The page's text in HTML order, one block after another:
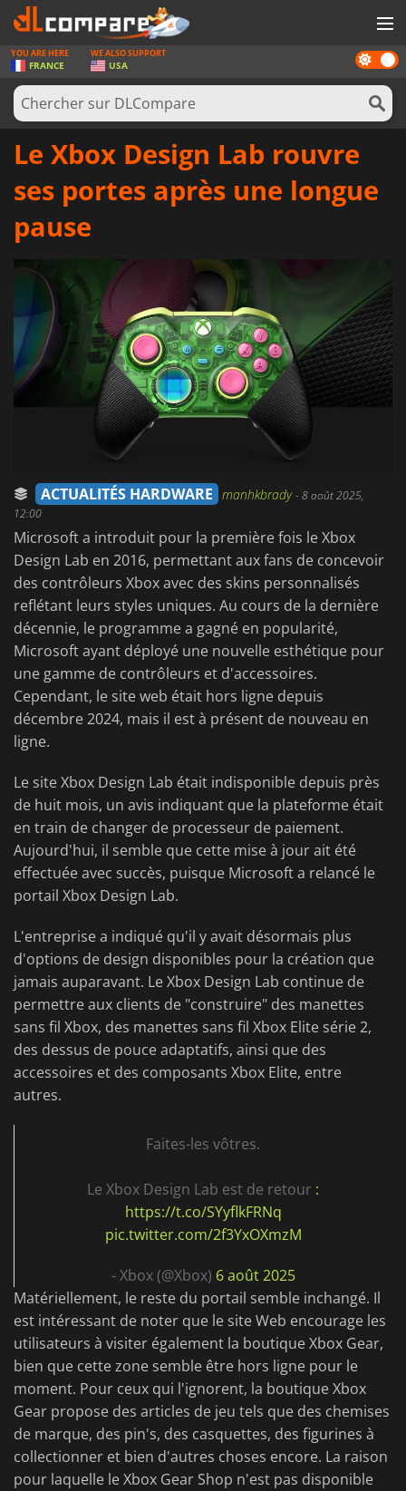
JEUX
CARTES PRÉPAYÉES
LOGICIELS
MATÉRIEL
NEWS
SE CONNECTER OU S'INSCRIRE
Dark
mode
YOU ARE HERE
FRANCE
WE ALSO SUPPORT
USA
Le Xbox Design Lab rouvre
ses portes après une longue
pause
ACTUALITÉS HARDWARE manhkbrady-8 août 2025,
12:00
Microsoft a introduit pour la première fois le Xbox
Design Lab en 2016, permettant aux fans de concevoir
des contrôleurs Xbox avec des skins personnalisés
reflétant leurs styles uniques. Au cours de la dernière
décennie, le programme a gagné en popularité,
Microsoft ayant déployé une nouvelle esthétique pour
une gamme de contrôleurs et d'accessoires.
Cependant, le site web était hors ligne depuis
décembre 2024, mais il est à présent de nouveau en
ligne.
Le site Xbox Design Lab était indisponible depuis près
de huit mois, un avis indiquant que la plateforme était
en train de changer de processeur de paiement.
Aujourd'hui, il semble que cette mise à jour ait été
effectuée avec succès, puisque Microsoft a relancé le
portail Xbox Design Lab.
L'entreprise a indiqué qu'il y avait désormais plus
d'options de design disponibles pour la création que
jamais auparavant. Le Xbox Design Lab continue de
permettre aux clients de "construire" des manettes
sans fil Xbox, des manettes sans fil Xbox Elite série 2,
des dessus de pouce adaptatifs, ainsi que des
accessoires et des composants Xbox Elite, entre
autres.
Faites-les vôtres.
Le Xbox Design Lab est de retour :
https://t.co/SYyflkFRNq
pic.twitter.com/2f3YxOXmzM
- Xbox (@Xbox) 6 août 2025
Matériellement, le reste du portail semble inchangé. Il
est intéressant de noter que le site Web encourage les
utilisateurs à visiter également la boutique Xbox Gear,
bien que cette zone semble être hors ligne pour le
moment. Pour ceux qui l'ignorent, la boutique Xbox
Gear propose des articles de jeu tels que des chemises
de marque, des pin's, des casquettes, des figurines à
collectionner et bien d'autres choses encore. La raison
pour laquelle le Xbox Gear Shop n'est pas disponible